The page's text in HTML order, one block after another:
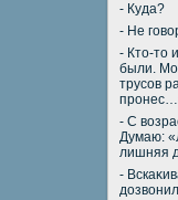
- Куда?
- Не
- Ктο-тο
были.
трусов
- С
Думаю:
лишняя
-